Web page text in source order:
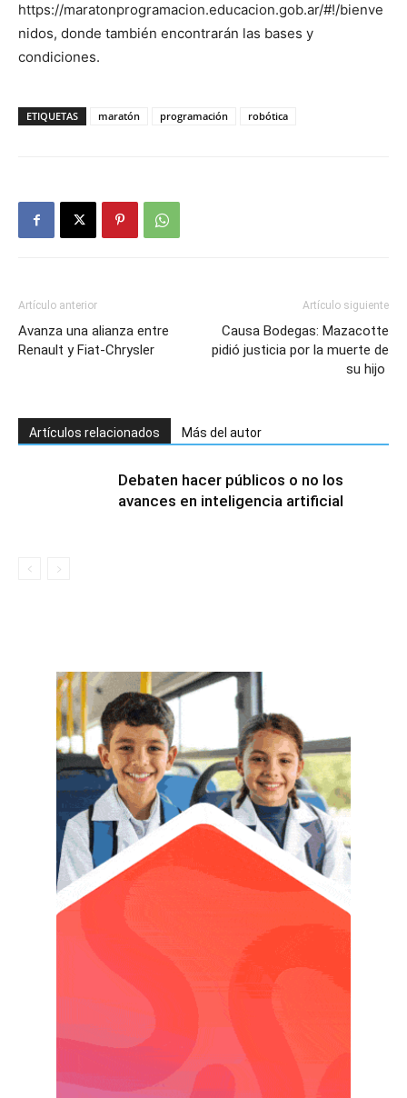
https://maratonprogramacion.educacion.gob.ar/#!/bienve
nidos, donde también encontrarán las bases y
condiciones.
ETIQUETAS maratón programación robótica
Artículo anterior
Avanza una alianza entre
Renault y Fiat-Chrysler
Artículo siguiente
Causa Bodegas: Mazacotte
pidió justicia por la muerte de
su hijo
Artículos relacionados Más del autor
Debaten hacer públicos o no los
avances en inteligencia artificial